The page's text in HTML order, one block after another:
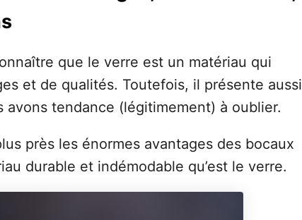
que le verre est un matériau qui
et de qualités. Toutefois, il présente aussi
avons tendance (légitimement) à oublier.
près les énormes avantages des bocaux
durable et indémodable qu’est le verre.